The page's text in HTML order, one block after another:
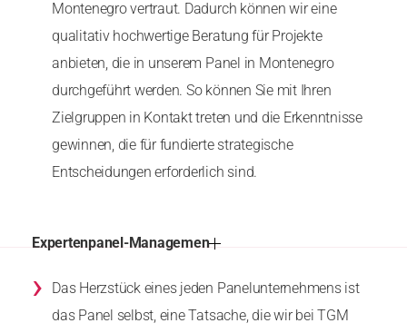
Montenegro vertraut. Dadurch können wir eine
qualitativ hochwertige Beratung für Projekte
anbieten, die in unserem Panel in Montenegro
durchgeführt werden. So können Sie mit Ihren
Zielgruppen in Kontakt treten und die Erkenntnisse
gewinnen, die für fundierte strategische
Entscheidungen erforderlich sind.
Expertenpanel-Managemen
›
Das Herzstück eines jeden Panelunternehmens ist
das Panel selbst, eine Tatsache, die wir bei TGM